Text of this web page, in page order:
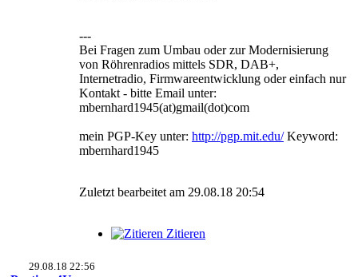
---
Bei Fragen zum Umbau oder zur Modernisierung
von Röhrenradios mittels SDR, DAB+,
Internetradio, Firmwareentwicklung oder einfach nur
Kontakt - bitte Email unter:
mbernhard1945(at)gmail(dot)com
mein PGP-Key unter: http://pgp.mit.edu/Keyword:
mbernhard1945
Zuletzt bearbeitet am 29.08.18 20:54
Zitieren
29.08.18 22:56